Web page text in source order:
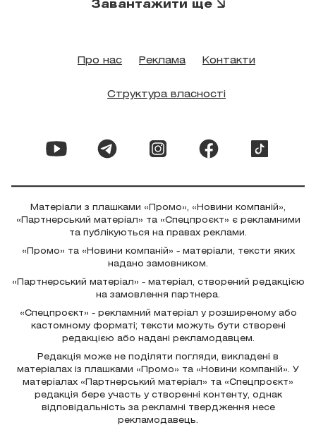
Завантажити ще
Про нас Реклама Контакти
Структура власності
Матеріали з плашками «Промо», «Новини компаній»,
«Партнерський матеріал» та «Спецпроєкт» є рекламними
та публікуються на правах реклами.
«Промо» та «Новини компаній» - матеріали, тексти яких
надано замовником.
«Партнерський матеріал» - матеріал, створений редакцією
на замовлення партнера.
«Спецпроєкт» - рекламний матеріал у розширеному або
кастомному форматі; тексти можуть бути створені
редакцією або надані рекламодавцем.
Редакція може не поділяти погляди, викладені в
матеріалах із плашками «Промо» та «Новини компаній». У
матеріалах «Партнерський матеріал» та «Спецпроєкт»
редакція бере участь у створенні контенту, однак
відповідальність за рекламні твердження несе
рекламодавець.